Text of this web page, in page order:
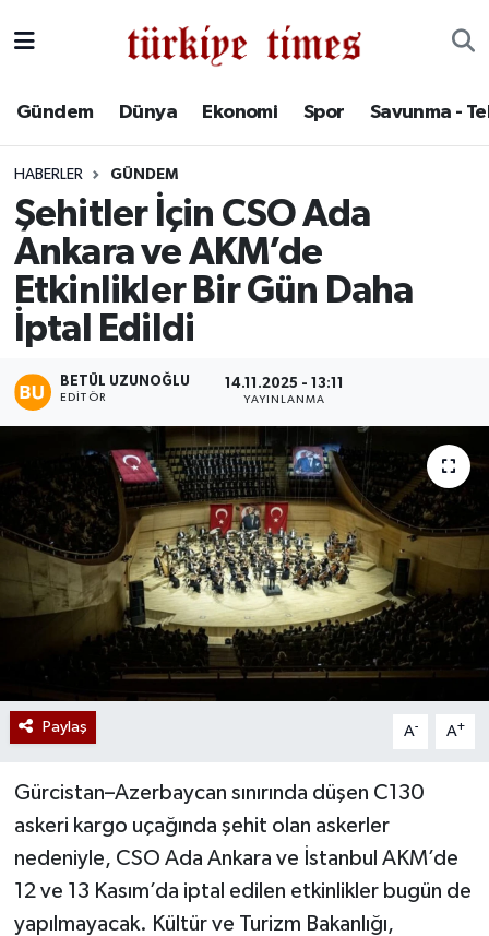
Gündem Dünya Ekonomi Spor Savunma -
HABERLER GÜNDEM
Şehitler İçin CSO Ada
Ankara ve AKM’de
Etkinlikler Bir Gün Daha
İptal Edildi
BETÜL UZUNOĞLU
EDITÖR
14.11.2025 - 13:11
YAYINLANMA
Paylaş A- A+
Gürcistan–Azerbaycan sınırında düşen C130
askeri kargo uçağında şehit olan askerler
nedeniyle, CSO Ada Ankara ve İstanbul AKM’de
12 ve 13 Kasım’da iptal edilen etkinlikler bugün de
yapılmayacak. Kültür ve Turizm Bakanlığı,
Ekonomi
Spor
Savunma - Teknoloji
Süper Lig Puan Durumu ve Fikstür
Tüm Manşetler
Son Dakika Haberleri